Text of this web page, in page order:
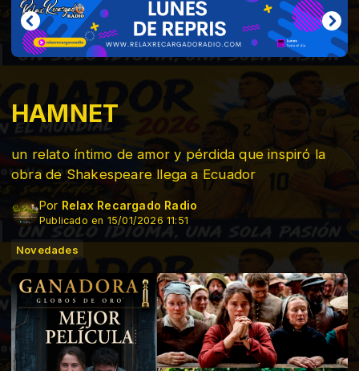
HAMNET
un relato íntimo de amor y pérdida que inspiró la
obra de Shakespeare llega a Ecuador
Por Relax Recargado Radio
Publicado en 15/01/2026 11:51
Novedades